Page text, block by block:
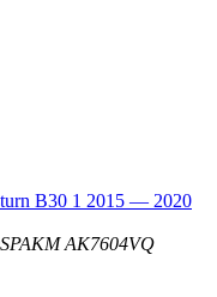
B30 1 2015 — 2020
AKM AK7604VQ